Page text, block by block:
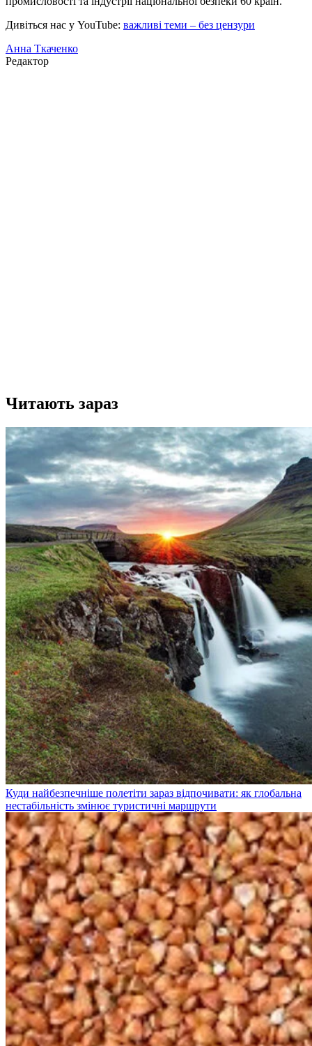
Дивіться нас у YouTube: важливі теми – без цензури
Анна Ткаченко
Редактор
Читають зараз
Куди найбезпечніше полетіти зараз відпочивати: як глобальна
нестабільність змінює туристичні маршрути